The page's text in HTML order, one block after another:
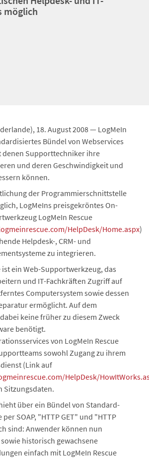
möglich
18. August 2008 — LogMeIn
Bündel von Webservices
denen Supporttechniker ihre
und deren Geschwindigkeit und
können.
der Programmierschnittstelle
LogMeIns preisgekröntes On-
LogMeIn Rescue
HelpDesk/Home.aspx)
Helpdesk-, CRM- und
zu integrieren.
ist ein Web-Supportwerkzeug, das
und IT-Fachkräften Zugriff auf
Computersystem sowie dessen
ermöglicht. Auf dem
keine früher zu diesem Zweck
benötigt.
von LogMeIn Rescue
sowohl Zugang zu ihrem
(Link auf
HelpDesk/
Sitzungsdaten.
über ein Bündel von Standard-
SOAP, "HTTP GET" und "HTTP
sind: Anwender können nun
historisch gewachsene
einfach mit LogMeIn Rescue